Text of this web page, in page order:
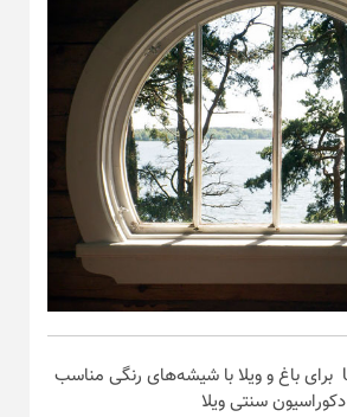
۱۷. مدل پنجرهUPVC برای باغ و ویلا با شیشه‌های رنگی مناسب
دکوراسیون سنتی ویلا